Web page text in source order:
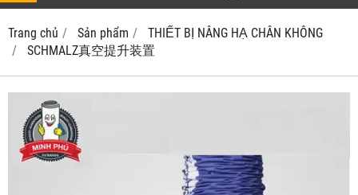
Trang chủ Sản phẩm
THIẾT BỊ NÂNG HẠ CHÂN KHÔNG
SCHMALZ真空提升装置